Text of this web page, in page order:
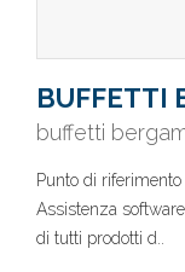
BUFFETTI
buffetti
Punto di
Assistenza
di tutti prodotti d..